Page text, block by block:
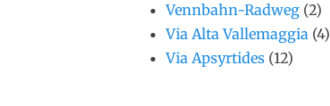
Vennbahn-Radweg (2)
Via Alta Vallemaggia (4)
Via Apsyrtides (12)